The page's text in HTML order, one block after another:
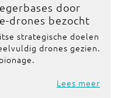
door
drones bezocht
strategische doelen
drones gezien.
Lees meer